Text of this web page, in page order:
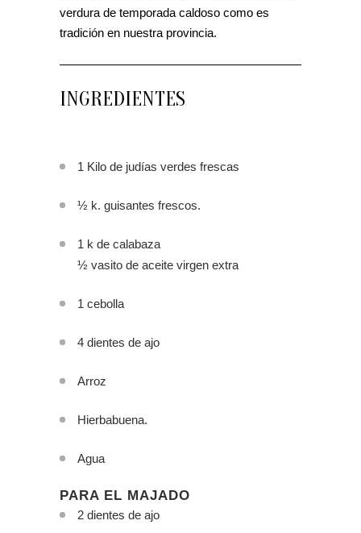
verdura de temporada caldoso como es
tradición en nuestra provincia.
INGREDIENTES
1 Kilo de judías verdes frescas
½ k. guisantes frescos.
1 k de calabaza
½ vasito de aceite virgen extra
1 cebolla
4 dientes de ajo
Arroz
Hierbabuena.
Agua
PARA EL MAJADO
2 dientes de ajo